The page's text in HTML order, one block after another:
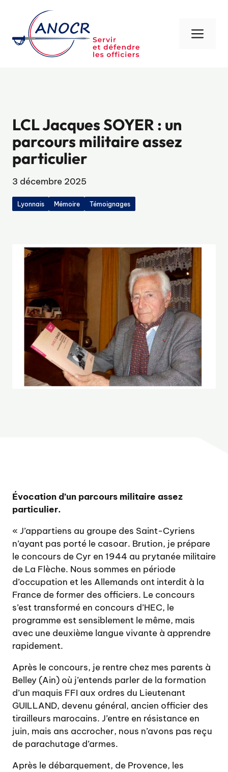
contenu
LCL Jacques SOYER : un
parcours militaire assez
particulier
3 décembre 2025
Lyonnais Mémoire Témoignages
Évocation d’un parcours militaire assez
particulier.
« J’appartiens au groupe des Saint-Cyriens
n’ayant pas porté le casoar. Brution, je prépare
le concours de Cyr en 1944 au prytanée militaire
de La Flèche. Nous sommes en période
d’occupation et les Allemands ont interdit à la
France de former des officiers. Le concours
s’est transformé en concours d’HEC, le
programme est sensiblement le même, mais
avec une deuxième langue vivante à apprendre
rapidement.
Après le concours, je rentre chez mes parents à
Belley (Ain) où j’entends parler de la formation
d’un maquis FFI aux ordres du Lieutenant
GUILLAND, devenu général, ancien officier des
tirailleurs marocains. J’entre en résistance en
juin, mais ans accrocher, nous n’avons pas reçu
de parachutage d’armes.
Après le débarquement, de Provence, les